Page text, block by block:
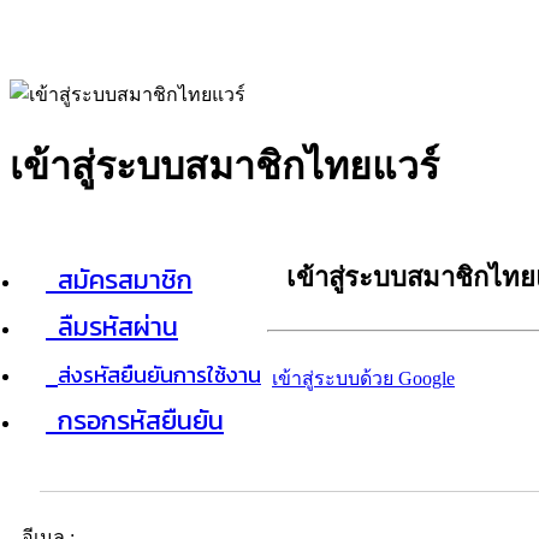
เข้าสู่ระบบสมาชิกไทยแวร์
สมัครสมาชิก
ลืมรหัสผ่าน
ส่งรหัสยืนยันการใช้งาน
กรอกรหัสยืนยัน
เข้าสู่ระบบสมาชิกไท
เข้าสู่ระบบด้วย Google